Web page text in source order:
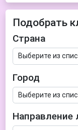
Подобрать
Страна
Город
Направление